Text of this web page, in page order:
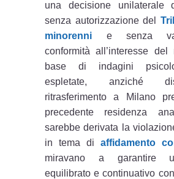
una decisione unilaterale
senza autorizzazione del
minorenni e senza
conformità all’interesse del
base di indagini
espletate, anziché
ritrasferimento a Milano
precedente residenza
sarebbe derivata la
in tema di affidamento
miravano a garantire
equilibrato e continuativo